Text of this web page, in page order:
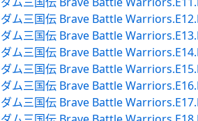
ム三国伝 Brave Battle
ム三国伝 Brave Battle
ム三国伝 Brave Battle
ム三国伝 Brave Battle
ム三国伝 Brave Battle
ム三国伝 Brave Battle